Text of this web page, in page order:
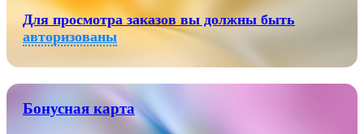
Для просмотра заказов вы должны быть
авторизованы
Бонусная карта